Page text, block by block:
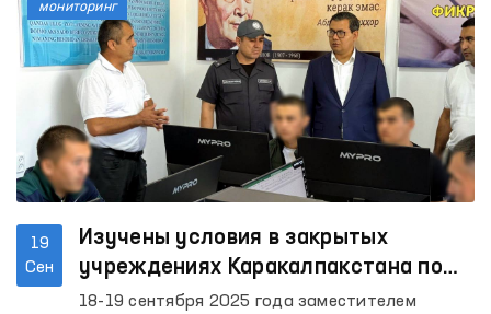
Омбудсмана Парламента страны.
19
Сен
Изучены условия в закрытых
учреждениях Каракалпакстана по
содержанию лиц с ограниченной
18-19 сентября 2025 года заместителем
мониторинг